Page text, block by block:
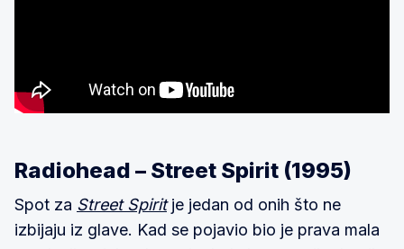
Radiohead – Street Spirit (1995)
Spot za Street Spiritje jedan od onih što ne
izbijaju iz glave. Kad se pojavio bio je prava mala